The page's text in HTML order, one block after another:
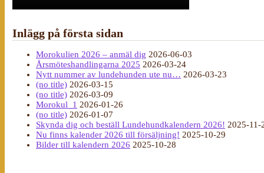
Inlägg på första sidan
Morokulien 2026 – anmäl dig 2026-06-03
Årsmöteshandlingarna 2025 2026-03-24
Nytt nummer av lundehunden ute nu… 2026-03-23
(no title) 2026-03-15
(no title) 2026-03-09
Morokul_1 2026-01-26
(no title) 2026-01-07
Skynda dig och beställ Lundehundkalendern 2026! 2025-11-
Nu finns kalender 2026 till försäljning! 2025-10-29
Bilder till kalendern 2026 2025-10-28